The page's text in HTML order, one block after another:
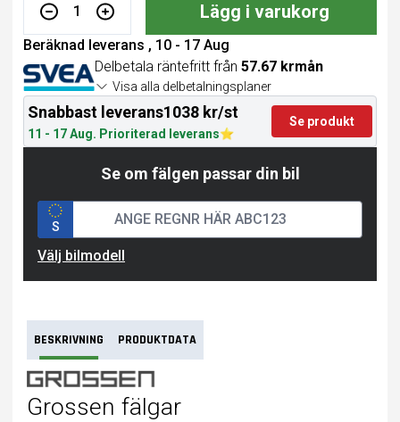
1 Lägg i varukorg
Beräknad leverans , 10 - 17 Aug
Delbetala räntefritt från 57.67 krmån
Visa alla delbetalningsplaner
Snabbast leverans1038 kr/st
11 - 17 Aug. Prioriterad leverans
Se produkt
Se om fälgen passar din bil
S
Välj bilmodell
BESKRIVNING PRODUKTDATA
Grossen fälgar